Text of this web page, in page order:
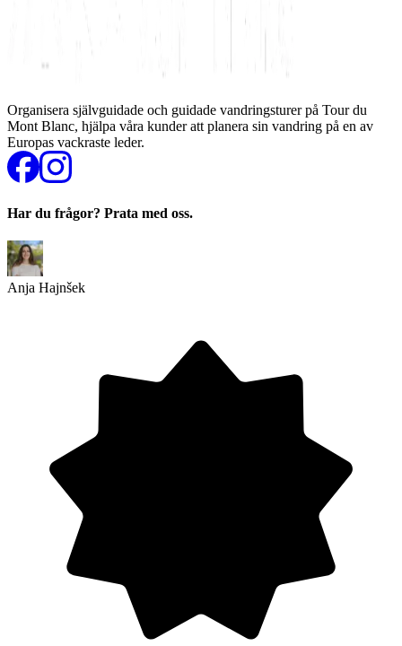
Organisera självguidade och guidade vandringsturer på Tour du
Mont Blanc, hjälpa våra kunder att planera sin vandring på en av
Europas vackraste leder.
Har du frågor? Prata med oss.
Anja Hajnšek